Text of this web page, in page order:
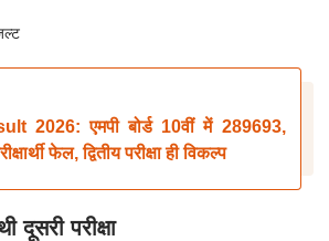
2026: एमपी बोर्ड 10वीं में 289693,
फेल, द्वितीय परीक्षा ही विकल्प
दूसरी परीक्षा